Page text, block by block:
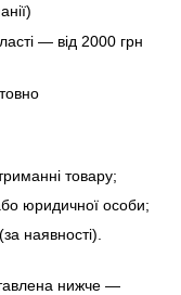
— від 2000 грн
товару;
юридичної особи;
наявності).
нижче —